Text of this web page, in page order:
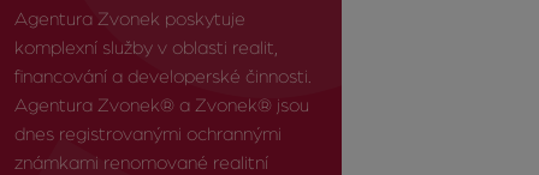
Agentura Zvonek poskytuje
komplexní služby v oblasti realit,
financování a developerské činnosti.
Agentura Zvonek® a Zvonek® jsou
dnes registrovanými ochrannými
známkami renomované realitní